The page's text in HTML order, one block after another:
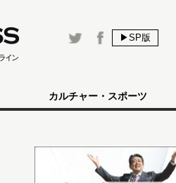
▶SP版
カルチャー・スポーツ